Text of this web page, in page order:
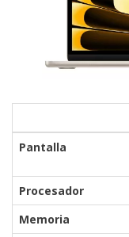
Pantalla
Procesador
Memoria